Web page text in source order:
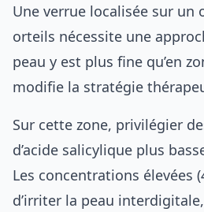
Une verrue localisée sur un
orteils nécessite une
peau y est plus fine qu’en
modifie la stratégie
Sur cette zone, privilégier
d’acide salicylique plus
Les concentrations élevées
d’irriter la peau